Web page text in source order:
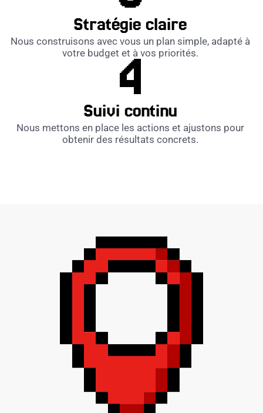
Stratégie claire
Nous construisons avec vous un plan simple, adapté à
votre budget et à vos priorités.
Suivi continu
Nous mettons en place les actions et ajustons pour
obtenir des résultats concrets.